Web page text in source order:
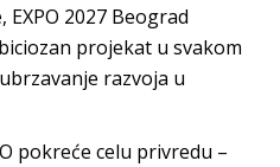
2027 Beograd
projekat u svakom
razvoja u
pokreće celu privredu –